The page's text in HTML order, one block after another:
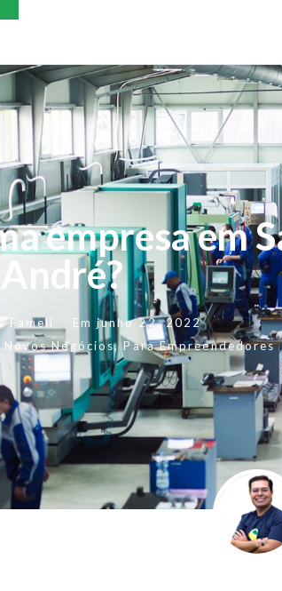
empresa em
André?
Fameli Em junho 22, 2022
Novos Negócios,Para Empreendedores